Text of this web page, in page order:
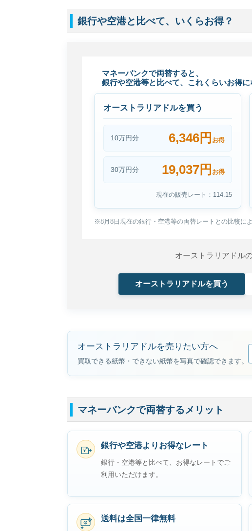
銀行や空港と比べて、いくらお得？
マネーバンクで両替すると、
銀行や空港等と比べて、これくらいお得に
オーストラリアドルを買う
10万円分 6,346円 お得
30万円分 19,037円 お得
現在の販売レート：114.15
※8月8日現在の銀行・空港等の両替レートとの比較によ
オーストラリアドル
オーストラリアドルを買う
オーストラリアドルを売りたい方へ
買取できる紙幣・できない紙幣を写真で確認できます。
マネーバンクで両替するメリット
¥
銀行や空港よりお得なレート
銀行・空港等と比べて、お得なレートでご
利用いただけます。
$ 送料は全国一律無料